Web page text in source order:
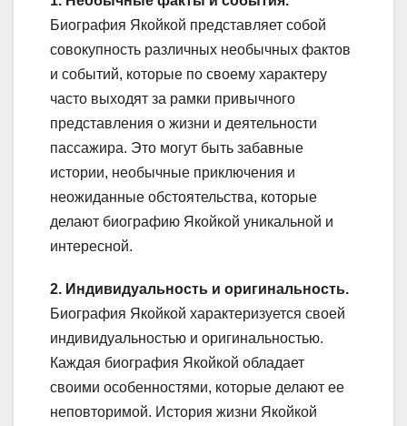
Биография Якойкой представляет собой
совокупность различных необычных фактов
и событий, которые по своему характеру
часто выходят за рамки привычного
представления о жизни и деятельности
пассажира. Это могут быть забавные
истории, необычные приключения и
неожиданные обстоятельства, которые
делают биографию Якойкой уникальной и
интересной.
2. Индивидуальность и оригинальность.
Биография Якойкой характеризуется своей
индивидуальностью и оригинальностью.
Каждая биография Якойкой обладает
своими особенностями, которые делают ее
неповторимой. История жизни Якойкой